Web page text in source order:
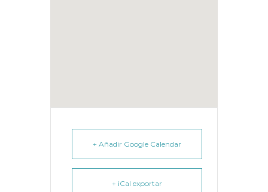
+ Añadir Google Calendar
+ iCal exportar